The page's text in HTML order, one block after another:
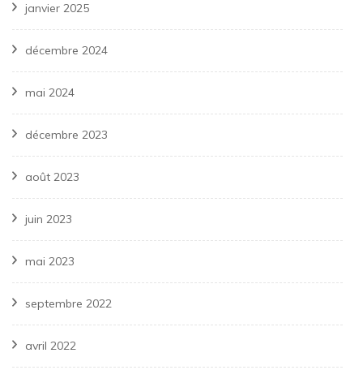
janvier 2025
décembre 2024
mai 2024
décembre 2023
août 2023
juin 2023
mai 2023
septembre 2022
avril 2022